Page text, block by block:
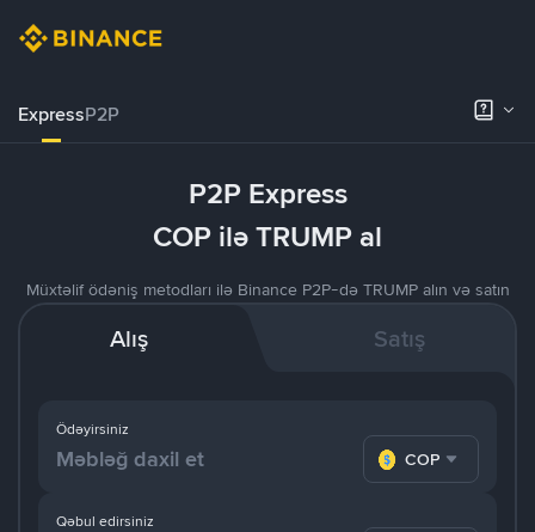
ExpressP2P
P2P Express
COP ilə TRUMP al
Müxtəlif ödəniş metodları ilə Binance P2P-də TRUMP alın və satın
Alış Satış
Ödəyirsiniz
COP
Qəbul edirsiniz